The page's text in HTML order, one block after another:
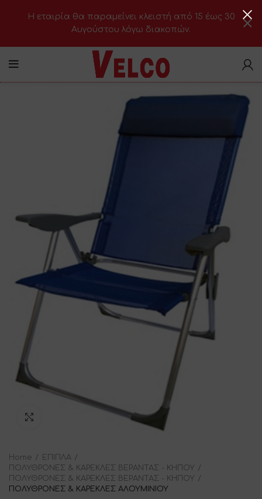
Home
ΕΠΙΠΛΑ
ΠΟΛΥΘΡΟΝΕΣ & ΚΑΡΕΚΛΕΣ ΒΕΡΑΝΤΑΣ - ΚΗΠΟΥ
ΠΟΛΥΘΡΟΝΕΣ & ΚΑΡΕΚΛΕΣ ΒΕΡΑΝΤΑΣ - ΚΗΠΟΥ
ΠΟΛΥΘΡΟΝΕΣ & ΚΑΡΕΚΛΕΣ ΑΛΟΥΜΙΝΙΟΥ
H εταιρία θα παραμείνει κλειστή από 15 έως 30
Αυγούστου λόγω διακοπών.